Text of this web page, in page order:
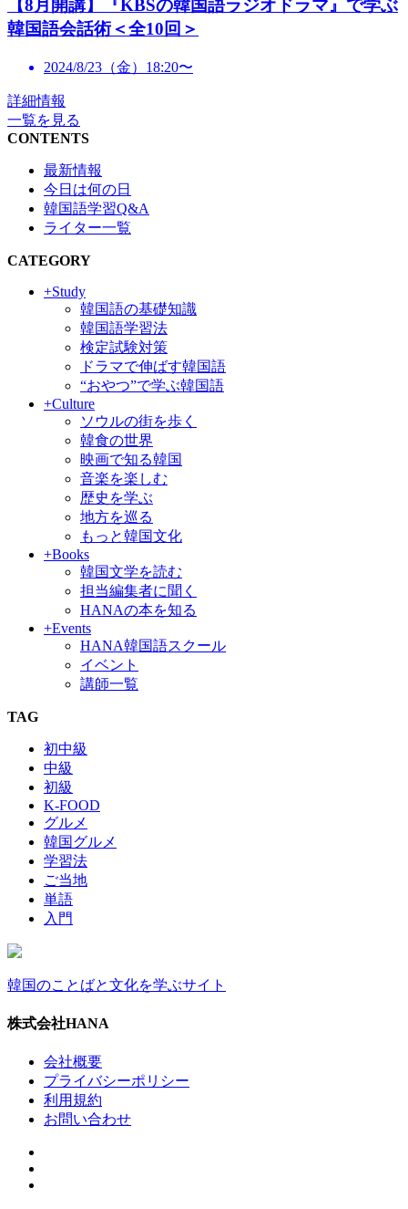
【8月開講】『KBSの韓国語ラジオドラマ』で学ぶ
韓国語会話術＜全10回＞
2024/8/23（金）18:20〜
詳細情報
一覧を見る
CONTENTS
最新情報
今日は何の日
韓国語学習Q&A
ライター一覧
CATEGORY
+Study
韓国語の基礎知識
韓国語学習法
検定試験対策
ドラマで伸ばす韓国語
“おやつ”で学ぶ韓国語
+Culture
ソウルの街を歩く
韓食の世界
映画で知る韓国
音楽を楽しむ
歴史を学ぶ
地方を巡る
もっと韓国文化
+Books
韓国文学を読む
担当編集者に聞く
HANAの本を知る
+Events
HANA韓国語スクール
イベント
講師一覧
TAG
初中級
中級
初級
K-FOOD
グルメ
韓国グルメ
学習法
ご当地
単語
入門
韓国のことばと文化を学ぶサイト
株式会社HANA
会社概要
プライバシーポリシー
利用規約
お問い合わせ